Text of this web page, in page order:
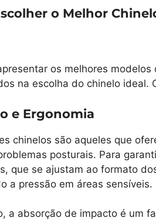
o Melhor
os melhores
na escolha do chinelo ideal.
e Ergonomia
chinelos são aqueles que
posturais. Para
que se ajustam ao formato
a pressão em áreas sensíveis.
a absorção de impacto é um